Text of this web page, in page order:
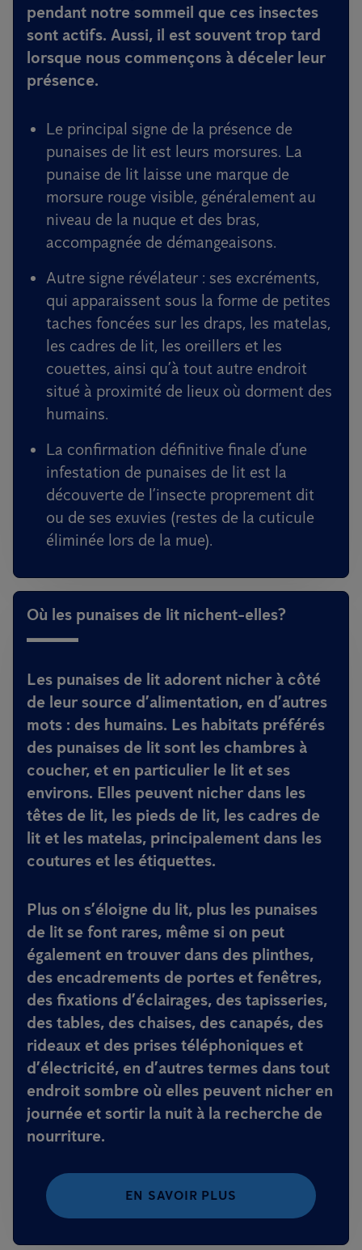
pendant notre sommeil que ces insectes
sont actifs. Aussi, il est souvent trop tard
lorsque nous commençons à déceler leur
présence.
Le principal signe de la présence de
punaises de lit est leurs morsures. La
punaise de lit laisse une marque de
morsure rouge visible, généralement au
niveau de la nuque et des bras,
accompagnée de démangeaisons.
Autre signe révélateur : ses excréments,
qui apparaissent sous la forme de petites
taches foncées sur les draps, les matelas,
les cadres de lit, les oreillers et les
couettes, ainsi qu’à tout autre endroit
situé à proximité de lieux où dorment des
humains.
La confirmation définitive finale d’une
infestation de punaises de lit est la
découverte de l’insecte proprement dit
ou de ses exuvies (restes de la cuticule
éliminée lors de la mue).
Où les punaises de lit nichent-elles?
Les punaises de lit adorent nicher à côté
de leur source d’alimentation, en d’autres
mots : des humains. Les habitats préférés
des punaises de lit sont les chambres à
coucher, et en particulier le lit et ses
environs. Elles peuvent nicher dans les
têtes de lit, les pieds de lit, les cadres de
lit et les matelas, principalement dans les
coutures et les étiquettes.
Plus on s’éloigne du lit, plus les punaises
de lit se font rares, même si on peut
également en trouver dans des plinthes,
des encadrements de portes et fenêtres,
des fixations d’éclairages, des tapisseries,
des tables, des chaises, des canapés, des
rideaux et des prises téléphoniques et
d’électricité, en d’autres termes dans tout
endroit sombre où elles peuvent nicher en
journée et sortir la nuit à la recherche de
nourriture.
EN SAVOIR PLUS